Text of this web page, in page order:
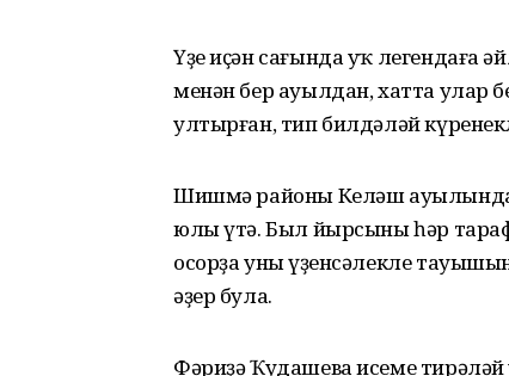
Үҙе иҫән сағында уҡ
менән бер ауылдан, хатта улар
ултырған, тип билдәләй
Шишмә районы Келәш ауылында
юлы үтә. Был йырсыны һәр
осорҙа уның үҙенсәлекле
әҙер була.
Фәриҙә Ҡудашева исеме